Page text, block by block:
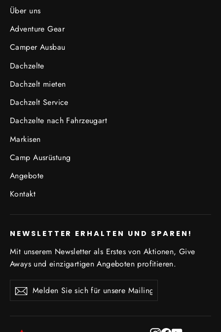
Über uns
Adventure Gear
Camper Ausbau
Dachzelte
Dachzelt mieten
Dachzelt Service
Dachzelte nach Fahrzeugart
Markisen
Camp Ausrüstung
Angebote
Kontakt
NEWSLETTER ERHALTEN UND SPAREN!
Mit unserem Newsletter als Erstes von Aktionen, Give
Aways und einzigartigen Angeboten profitieren.
Sie
für
unsere
Abonnieren
Abonnieren